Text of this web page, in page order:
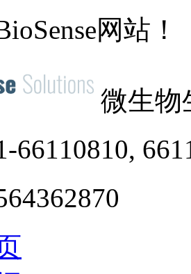
网站！
微生物
66110810,